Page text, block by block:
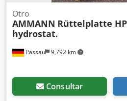
Passau 9,792 km
Otro
AMMANN Rüttelplatte
hydrostat.
Consultar